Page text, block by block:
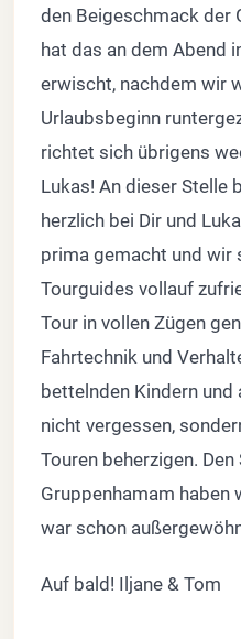
den Beigeschmack der
hat das an dem Abend
erwischt, nachdem wir
Urlaubsbeginn
richtet sich übrigens
Lukas! An dieser Stelle
herzlich bei Dir und
prima gemacht und wir
Tourguides vollauf
Tour in vollen Zügen
Fahrtechnik und
bettelnden Kindern
nicht vergessen,
Touren beherzigen.
Gruppenhamam haben
war schon
Auf bald! Iljane & Tom